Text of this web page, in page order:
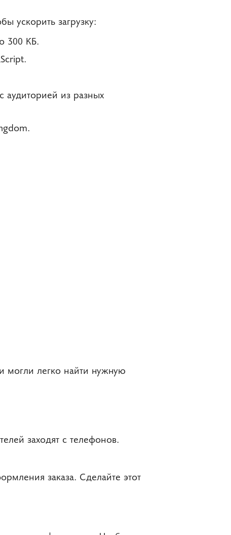
ускорить загрузку:
300 КБ.
аудиторией из разных
могли легко найти нужную
заходят с телефонов.
заказа. Сделайте этот